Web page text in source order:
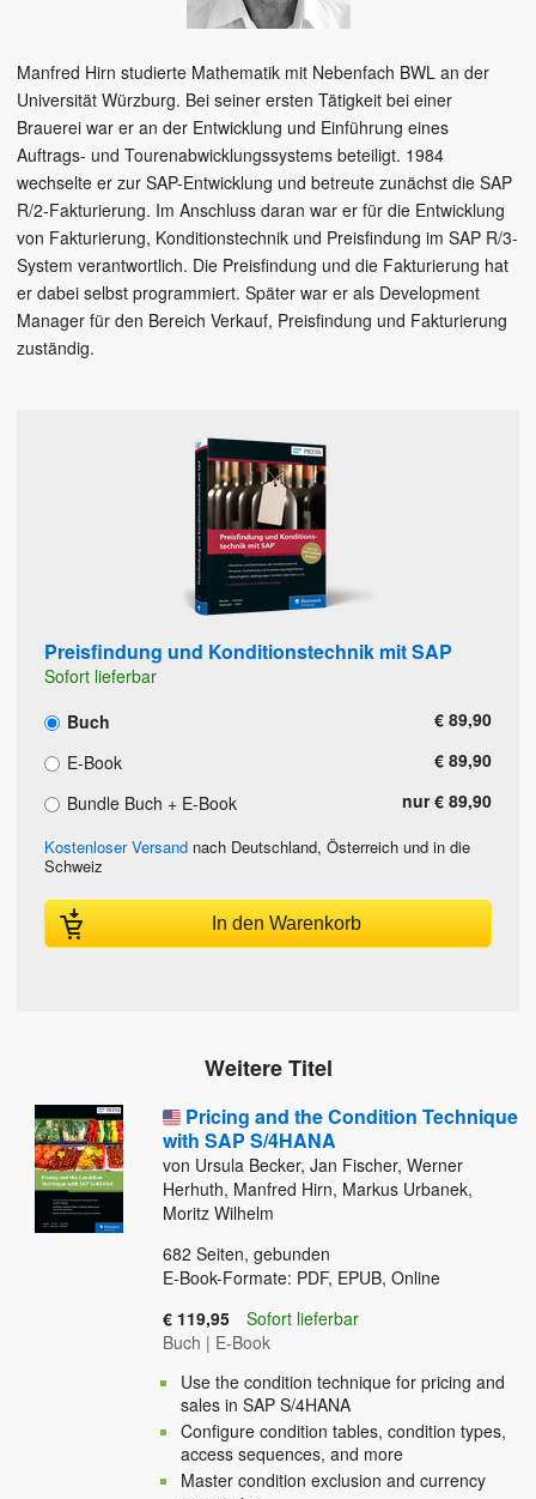
Manfred Hirn studierte Mathematik mit Nebenfach BWL an der
Universität Würzburg. Bei seiner ersten Tätigkeit bei einer
Brauerei war er an der Entwicklung und Einführung eines
Auftrags- und Tourenabwicklungssystems beteiligt. 1984
wechselte er zur SAP-Entwicklung und betreute zunächst die SAP
R/2-Fakturierung. Im Anschluss daran war er für die Entwicklung
von Fakturierung, Konditionstechnik und Preisfindung im SAP R/3-
System verantwortlich. Die Preisfindung und die Fakturierung hat
er dabei selbst programmiert. Später war er als Development
Manager für den Bereich Verkauf, Preisfindung und Fakturierung
zuständig.
Preisfindung und Konditionstechnik mit SAP
Sofort lieferbar
Buch
€ 89,90
E-Book
€ 89,90
Bundle Buch + E-Book
nur € 89,90
Kostenloser Versand nach Deutschland, Österreich und in die
Schweiz
In den Warenkorb
Weitere Titel
Pricing and the Condition Technique
with SAP S/4HANA
von Ursula Becker, Jan Fischer, Werner
Herhuth, Manfred Hirn, Markus Urbanek,
Moritz Wilhelm
682 Seiten, gebunden
E-Book-Formate: PDF, EPUB, Online
€ 119,95
Sofort lieferbar
Buch | E-Book
Use the condition technique for pricing and
sales in SAP S/4HANA
Configure condition tables, condition types,
access sequences, and more
Master condition exclusion and currency